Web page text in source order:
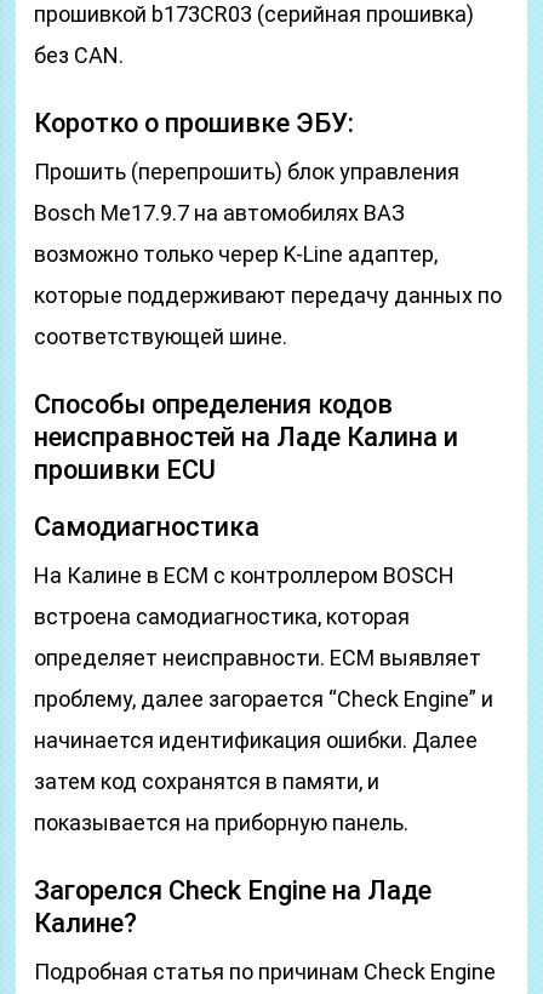
прошивкой b173CR03 (серийная прошивка)
без CAN.
Коротко о прошивке ЭБУ:
Прошить (перепрошить) блок управления
Bosch Me17.9.7 на автомобилях ВАЗ
возможно только череp K-Line адаптер,
которые поддерживают передачу данных по
соответствующей шине.
Способы определения кодов
неисправностей на Ладе Калина и
прошивки ECU
Самодиагностика
На Калине в ECM с контроллером BOSCH
встроена самодиагностика, которая
определяет неисправности. ECM выявляет
проблему, далее загорается “Check Engine” и
начинается идентификация ошибки. Далее
затем код сохранятся в памяти, и
показывается на приборную панель.
Загорелся Check Engine на Ладе
Калине?
Подробная статья по причинам Check Engine